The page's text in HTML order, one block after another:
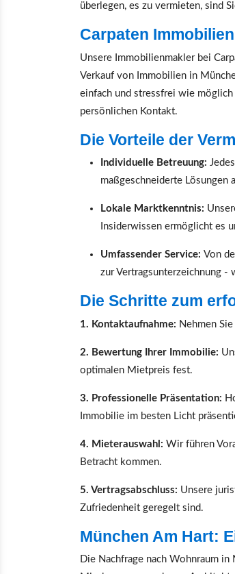
überlegen, es zu vermieten, sind
Carpaten
Unsere Immobilienmakler bei
Verkauf von Immobilien in
einfach und stressfrei wie
persönlichen Kontakt.
Die Vorteile der
Individuelle Betreuung:
maßgeschneiderte Lösungen
Lokale Marktkenntnis:
Insiderwissen ermöglicht es
Umfassender Service: Von
zur Vertragsunterzeichnung -
Die Schritte zum
1. Kontaktaufnahme: Nehmen
2. Bewertung Ihrer Immobilie:
optimalen Mietpreis fest.
3. Professionelle Präsentation:
Immobilie im besten Licht
4. Mieterauswahl: Wir führen
Betracht kommen.
5. Vertragsabschluss: Unsere
Zufriedenheit geregelt sind.
München Am Hart:
Die Nachfrage nach Wohnraum